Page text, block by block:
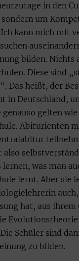
in den
um
kann mich mit
bilden. Nichts
Diese sind
Das heißt, der
in Deutschland,
genauso gelten
Abiturienten
also
lernen, was man
lernt. Aber sie
auch,
hat, aus ihrem
Schüler sind
zu bilden.